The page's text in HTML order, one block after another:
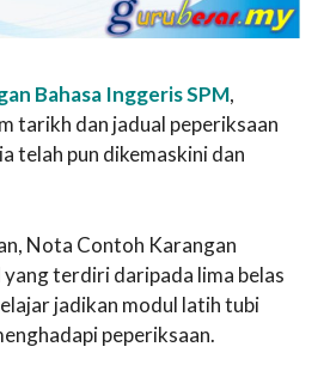
Bahasa Inggeris SPM,
tarikh dan jadual peperiksaan
telah pun dikemaskini dan
Nota Contoh Karangan
yang terdiri daripada lima belas
jadikan modul latih tubi
peperiksaan.